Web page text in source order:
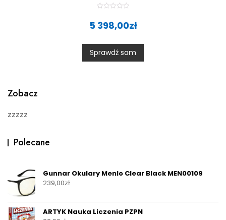
a
t
0
o
u
t
5 398,00zł
Sprawdź sam
Zobacz
zzzzz
Polecane
Gunnar Okulary Menlo Clear Black MEN00109
239,00zł
ARTYK Nauka Liczenia PZPN